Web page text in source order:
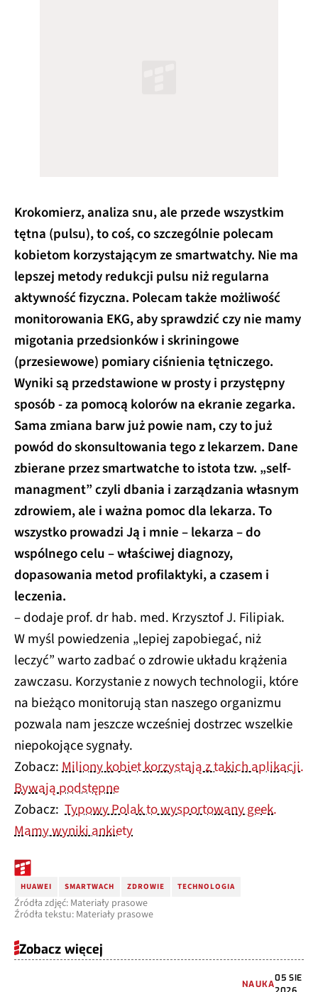
Krokomierz, analiza snu, ale przede wszystkim
tętna (pulsu), to coś, co szczególnie polecam
kobietom korzystającym ze smartwatchy. Nie ma
lepszej metody redukcji pulsu niż regularna
aktywność fizyczna. Polecam także możliwość
monitorowania EKG, aby sprawdzić czy nie mamy
migotania przedsionków i skriningowe
(przesiewowe) pomiary ciśnienia tętniczego.
Wyniki są przedstawione w prosty i przystępny
sposób - za pomocą kolorów na ekranie zegarka.
Sama zmiana barw już powie nam, czy to już
powód do skonsultowania tego z lekarzem. Dane
zbierane przez smartwatche to istota tzw. „self-
managment” czyli dbania i zarządzania własnym
zdrowiem, ale i ważna pomoc dla lekarza. To
wszystko prowadzi Ją i mnie – lekarza – do
wspólnego celu – właściwej diagnozy,
dopasowania metod profilaktyki, a czasem i
leczenia.
– dodaje prof. dr hab. med. Krzysztof J. Filipiak.
W myśl powiedzenia „lepiej zapobiegać, niż
leczyć” warto zadbać o zdrowie układu krążenia
zawczasu. Korzystanie z nowych technologii, które
na bieżąco monitorują stan naszego organizmu
pozwala nam jeszcze wcześniej dostrzec wszelkie
niepokojące sygnały.
Zobacz: Miliony kobiet korzystają z takich aplikacji.
Bywają podstępne
Zobacz: Typowy Polak to wysportowany geek.
Mamy wyniki ankiety
HUAWEI SMARTWACH ZDROWIE TECHNOLOGIA
Źródła zdjęć: Materiały prasowe
Źródła tekstu: Materiały prasowe
Zobacz więcej
NAUKA
05 SIE
2026